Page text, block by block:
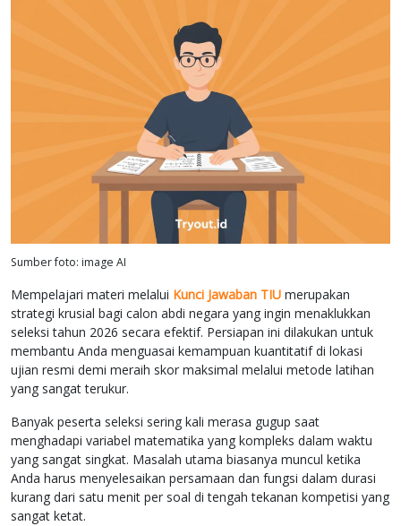
Sumber foto: image AI
Mempelajari materi melalui Kunci Jawaban TIU merupakan
strategi krusial bagi calon abdi negara yang ingin menaklukkan
seleksi tahun 2026 secara efektif. Persiapan ini dilakukan untuk
membantu Anda menguasai kemampuan kuantitatif di lokasi
ujian resmi demi meraih skor maksimal melalui metode latihan
yang sangat terukur.
Banyak peserta seleksi sering kali merasa gugup saat
menghadapi variabel matematika yang kompleks dalam waktu
yang sangat singkat. Masalah utama biasanya muncul ketika
Anda harus menyelesaikan persamaan dan fungsi dalam durasi
kurang dari satu menit per soal di tengah tekanan kompetisi yang
sangat ketat.